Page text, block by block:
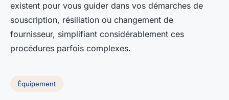
existent pour vous guider dans vos démarches de
souscription, résiliation ou changement de
fournisseur, simplifiant considérablement ces
procédures parfois complexes.
Équipement